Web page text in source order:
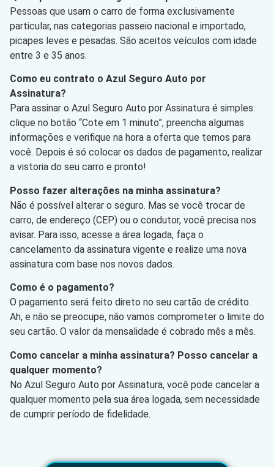
Pessoas que usam o carro de forma exclusivamente
particular, nas categorias passeio nacional e importado,
picapes leves e pesadas. São aceitos veículos com idade
entre 3 e 35 anos.
Como eu contrato o Azul Seguro Auto por
Assinatura?
Para assinar o Azul Seguro Auto por Assinatura é simples:
clique no botão “Cote em 1 minuto”, preencha algumas
informações e verifique na hora a oferta que temos para
você. Depois é só colocar os dados de pagamento, realizar
a vistoria do seu carro e pronto!
Posso fazer alterações na minha assinatura?
Não é possível alterar o seguro. Mas se você trocar de
carro, de endereço (CEP) ou o condutor, você precisa nos
avisar. Para isso, acesse a área logada, faça o
cancelamento da assinatura vigente e realize uma nova
assinatura com base nos novos dados.
Como é o pagamento?
O pagamento será feito direto no seu cartão de crédito.
Ah, e não se preocupe, não vamos comprometer o limite do
seu cartão. O valor da mensalidade é cobrado mês a mês.
Como cancelar a minha assinatura? Posso cancelar a
qualquer momento?
No Azul Seguro Auto por Assinatura, você pode cancelar a
qualquer momento pela sua área logada, sem necessidade
de cumprir período de fidelidade.